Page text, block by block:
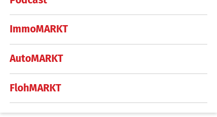
ImmoMARKT
AutoMARKT
FlohMARKT